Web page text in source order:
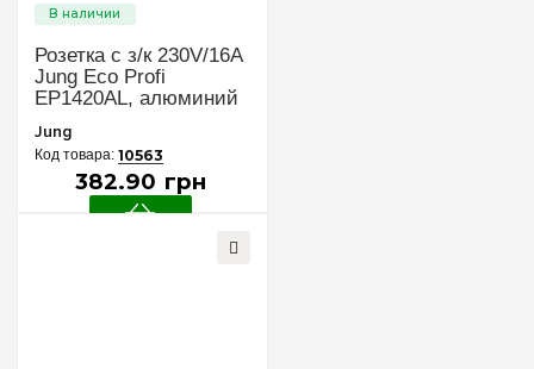
Розетка с з/к 230V/16A
Jung Eco Profi
EP1420AL, алюминий
Jung
10563
382.90 грн